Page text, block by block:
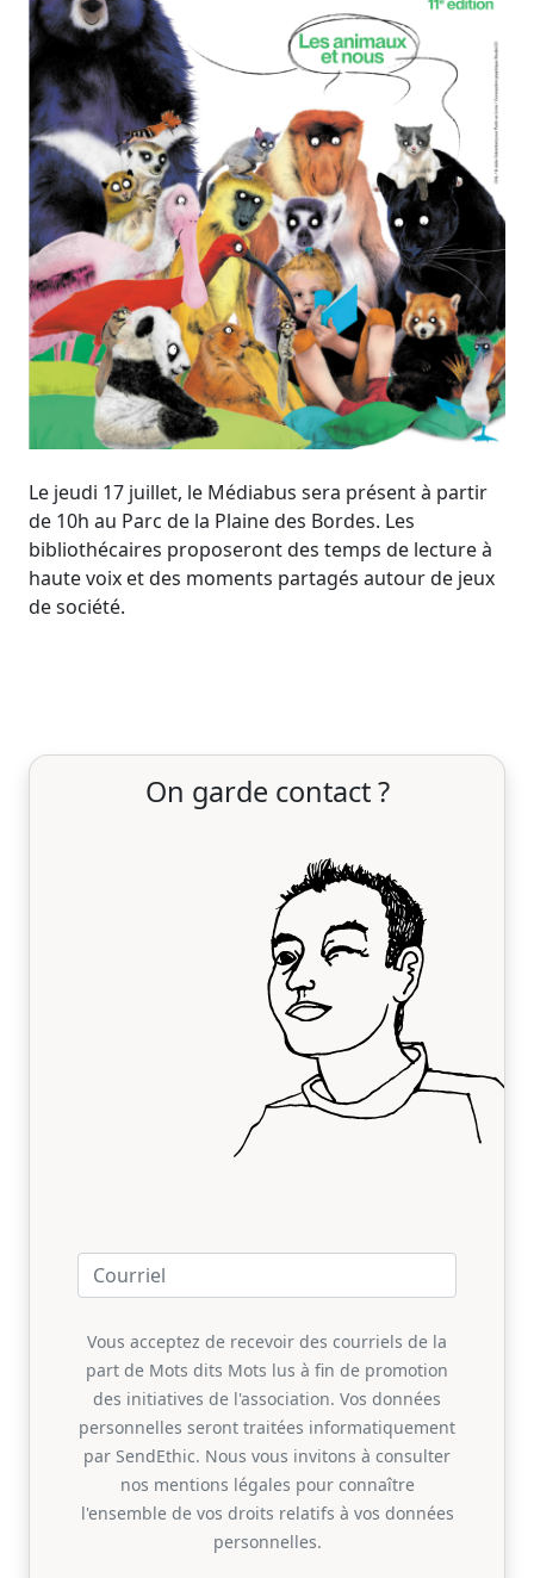
Le jeudi 17 juillet, le Médiabus sera présent à partir
de 10h au Parc de la Plaine des Bordes. Les
bibliothécaires proposeront des temps de lecture à
haute voix et des moments partagés autour de jeux
de société.
On garde contact ?
Vous acceptez de recevoir des courriels de la
part de Mots dits Mots lus à fin de promotion
des initiatives de l'association. Vos données
personnelles seront traitées informatiquement
par SendEthic. Nous vous invitons à consulter
nos mentions légales pour connaître
l'ensemble de vos droits relatifs à vos données
personnelles.